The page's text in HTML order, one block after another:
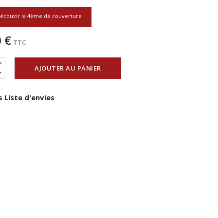
la 4ème de couverture
€ TTC
AJOUTER AU PANIER
Liste d'envies